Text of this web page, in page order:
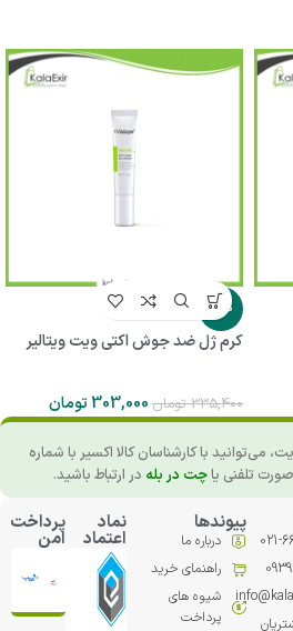
-10%
کرم ژل ضد جوش اکتی ویت ویتالیر
335,400 تومان 303,000تومان
می‌توانید با کارشناسان کالا اکسیر با شماره
تلفنی یاچت در بله در ارتباط باشید.
021-
پیوندها
درباره ما
راهنمای خرید
شیوه های
پرداخت
نماد
اعتماد
پرداخت
امن